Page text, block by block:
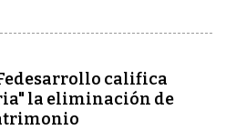
califica
la eliminación de